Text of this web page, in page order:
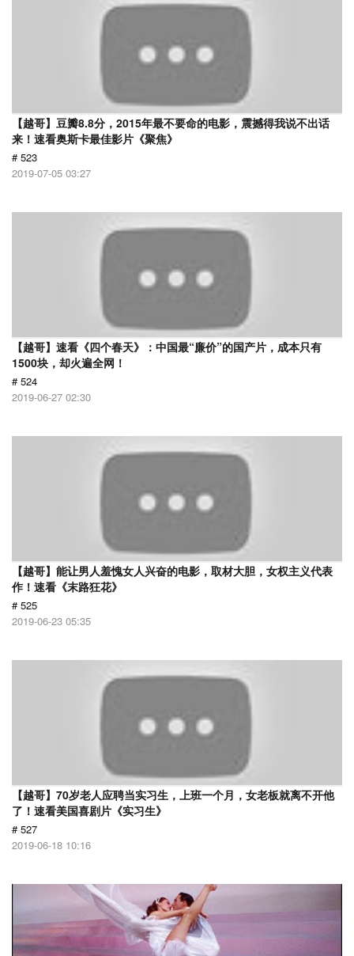
【越哥】豆瓣8.8分，2015年最不要命的电影，震撼得我说不出话
来！速看奥斯卡最佳影片《聚焦》
# 523
2019-07-05 03:27
【越哥】速看《四个春天》：中国最“廉价”的国产片，成本只有
1500块，却火遍全网！
# 524
2019-06-27 02:30
【越哥】能让男人羞愧女人兴奋的电影，取材大胆，女权主义代表
作！速看《末路狂花》
# 525
2019-06-23 05:35
【越哥】70岁老人应聘当实习生，上班一个月，女老板就离不开他
了！速看美国喜剧片《实习生》
# 527
2019-06-18 10:16